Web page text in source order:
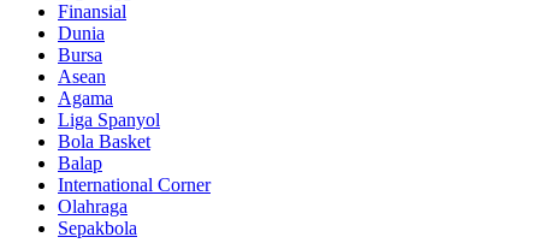
Finansial
Dunia
Bursa
Asean
Agama
Liga Spanyol
Bola Basket
Balap
International Corner
Olahraga
Sepakbola